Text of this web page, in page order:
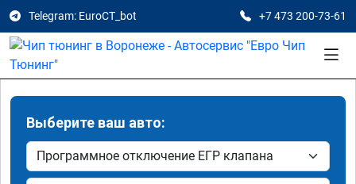
Telegram: EuroCT_bot +7 473 200-73-61
Выберите ваш авто: